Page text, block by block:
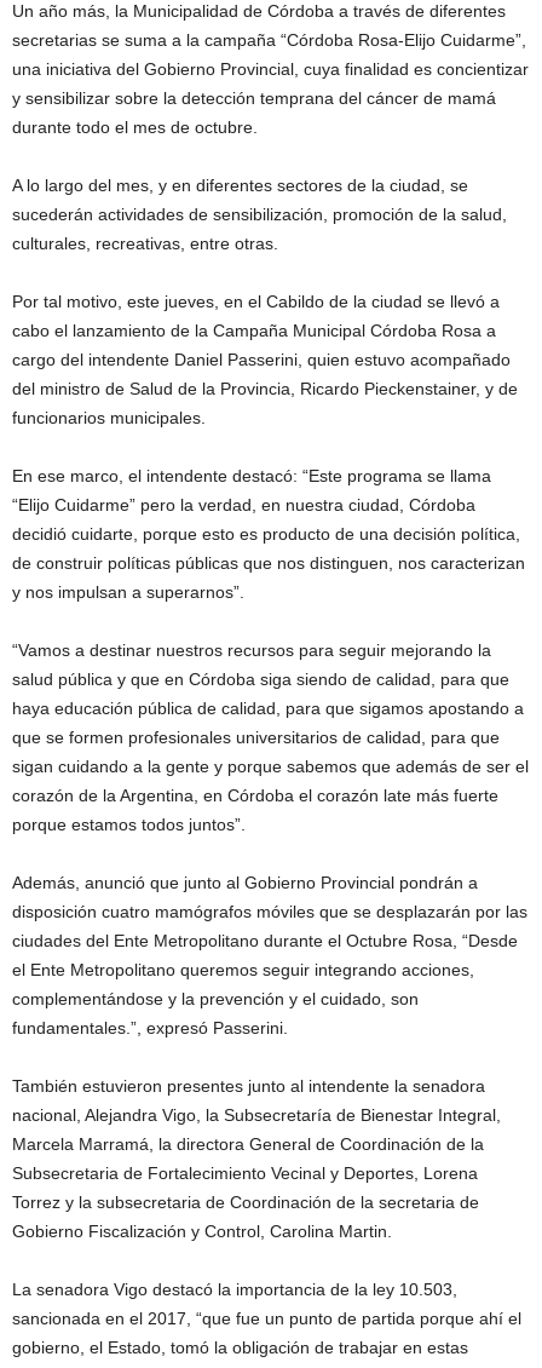
Un año más, la Municipalidad de Córdoba a través de diferentes
secretarias se suma a la campaña “Córdoba Rosa-Elijo Cuidarme”,
una iniciativa del Gobierno Provincial, cuya finalidad es concientizar
y sensibilizar sobre la detección temprana del cáncer de mamá
durante todo el mes de octubre.
A lo largo del mes, y en diferentes sectores de la ciudad, se
sucederán actividades de sensibilización, promoción de la salud,
culturales, recreativas, entre otras.
Por tal motivo, este jueves, en el Cabildo de la ciudad se llevó a
cabo el lanzamiento de la Campaña Municipal Córdoba Rosa a
cargo del intendente Daniel Passerini, quien estuvo acompañado
del ministro de Salud de la Provincia, Ricardo Pieckenstainer, y de
funcionarios municipales.
En ese marco, el intendente destacó: “Este programa se llama
“Elijo Cuidarme” pero la verdad, en nuestra ciudad, Córdoba
decidió cuidarte, porque esto es producto de una decisión política,
de construir políticas públicas que nos distinguen, nos caracterizan
y nos impulsan a superarnos”.
“Vamos a destinar nuestros recursos para seguir mejorando la
salud pública y que en Córdoba siga siendo de calidad, para que
haya educación pública de calidad, para que sigamos apostando a
que se formen profesionales universitarios de calidad, para que
sigan cuidando a la gente y porque sabemos que además de ser el
corazón de la Argentina, en Córdoba el corazón late más fuerte
porque estamos todos juntos”.
Además, anunció que junto al Gobierno Provincial pondrán a
disposición cuatro mamógrafos móviles que se desplazarán por las
ciudades del Ente Metropolitano durante el Octubre Rosa, “Desde
el Ente Metropolitano queremos seguir integrando acciones,
complementándose y la prevención y el cuidado, son
fundamentales.”, expresó Passerini.
También estuvieron presentes junto al intendente la senadora
nacional, Alejandra Vigo, la Subsecretaría de Bienestar Integral,
Marcela Marramá, la directora General de Coordinación de la
Subsecretaria de Fortalecimiento Vecinal y Deportes, Lorena
Torrez y la subsecretaria de Coordinación de la secretaria de
Gobierno Fiscalización y Control, Carolina Martin.
La senadora Vigo destacó la importancia de la ley 10.503,
sancionada en el 2017, “que fue un punto de partida porque ahí el
gobierno, el Estado, tomó la obligación de trabajar en estas